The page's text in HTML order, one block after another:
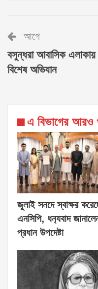
আগে
বসুন্ধরা আবাসিক এলাকায়
বিশেষ অভিযান
এ বিভাগের আরও
জুলাই সনদে স্বাক্ষর
এনসিপি, ধন‍্যবাদ
প্রধান উপদেষ্টা